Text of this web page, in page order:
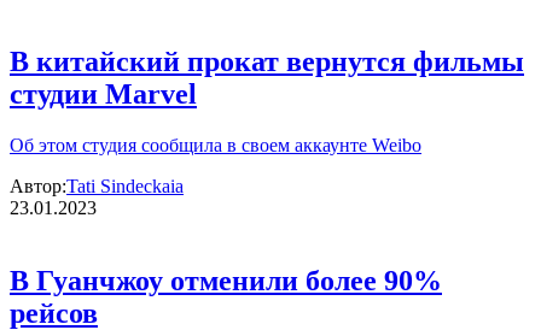
В китайский прокат вернутся фильмы
студии Marvel
Об этом студия сообщила в своем аккаунте Weibo
Автор:Tati Sindeckaia
23.01.2023
В Гуанчжоу отменили более 90%
рейсов